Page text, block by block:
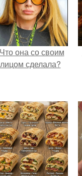
она со своим
лицом сделала?